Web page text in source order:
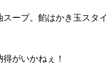
ープ。餡はかき玉スタ
がいかねぇ！